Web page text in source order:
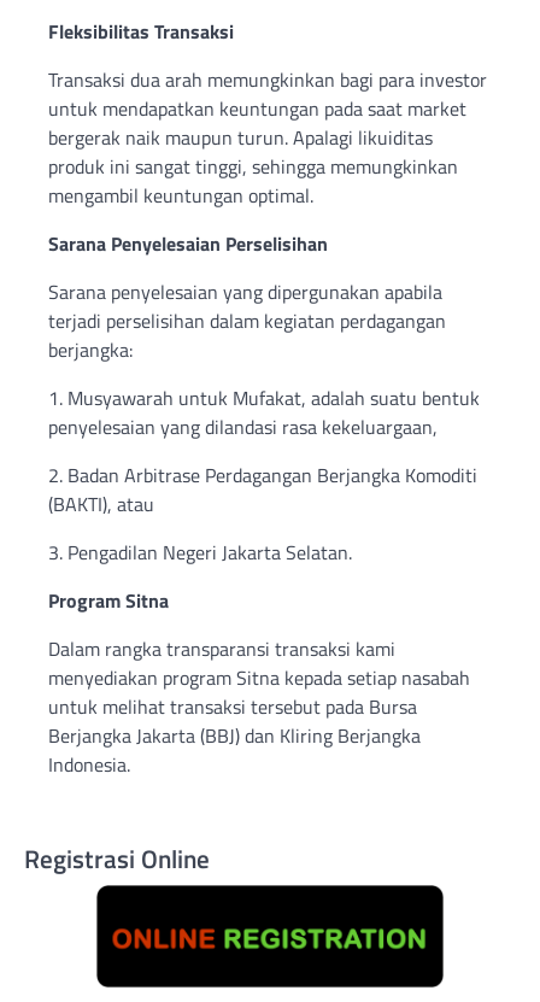
Fleksibilitas Transaksi
Transaksi dua arah memungkinkan bagi para investor
untuk mendapatkan keuntungan pada saat market
bergerak naik maupun turun. Apalagi likuiditas
produk ini sangat tinggi, sehingga memungkinkan
mengambil keuntungan optimal.
Sarana Penyelesaian Perselisihan
Sarana penyelesaian yang dipergunakan apabila
terjadi perselisihan dalam kegiatan perdagangan
berjangka:
1. Musyawarah untuk Mufakat, adalah suatu bentuk
penyelesaian yang dilandasi rasa kekeluargaan,
2. Badan Arbitrase Perdagangan Berjangka Komoditi
(BAKTI), atau
3. Pengadilan Negeri Jakarta Selatan.
Program Sitna
Dalam rangka transparansi transaksi kami
menyediakan program Sitna kepada setiap nasabah
untuk melihat transaksi tersebut pada Bursa
Berjangka Jakarta (BBJ) dan Kliring Berjangka
Indonesia.
Registrasi Online